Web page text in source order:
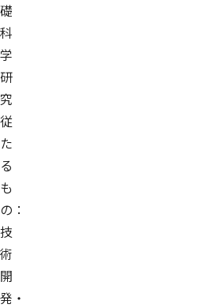
礎
科
学
研
究
従
た
る
も
の：
技
術
開
発・